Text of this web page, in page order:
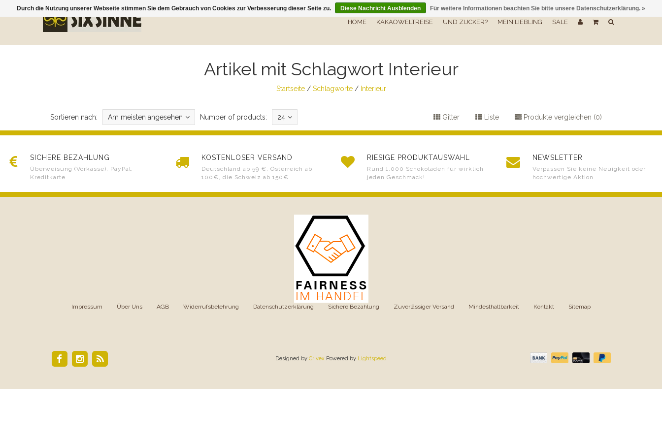
HOME KAKAOWELTREISE UND ZUCKER? MEIN LIEBLING SALE
Artikel mit Schlagwort Interieur
Startseite/ Schlagworte/ Interieur
Sortieren nach: Am meisten angesehen Number of products: 24 Gitter Liste Produkte vergleichen (0)
SICHERE BEZAHLUNG
Überweisung (Vorkasse), PayPal,
Kreditkarte
KOSTENLOSER VERSAND
Deutschland ab 59 €, Österreich ab
100€, die Schweiz ab 150€
RIESIGE PRODUKTAUSWAHL
Rund 1.000 Schokoladen für wirklich
jeden Geschmack!
NEWSLETTER
Verpassen Sie keine Neuigkeit oder
hochwertige Aktion
Impressum Über Uns AGB Widerrufsbelehrung Datenschutzerklärung Sichere Bezahlung Zuverlässiger Versand Mindesthaltbarkeit Kontakt Sitemap
Designed by Crivex Powered by Lightspeed
Durch die Nutzung unserer Webseite stimmen Sie dem Gebrauch von Cookies zur Verbesserung dieser Seite zu. Diese Nachricht Ausblenden Für weitere Informationen beachten Sie bitte unsere Datenschutzerklärung. »